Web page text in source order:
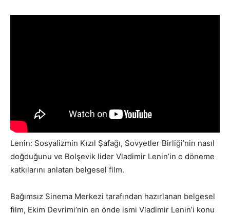
Lenin: Sosyalizmin Kızıl Şafağı, Sovyetler Birliği’nin nasıl
doğduğunu ve Bolşevik lider Vladimir Lenin’in o döneme
katkılarını anlatan belgesel film.
Bağımsız Sinema Merkezi tarafından hazırlanan belgesel
film, Ekim Devrimi’nin en önde ismi Vladimir Lenin’i konu